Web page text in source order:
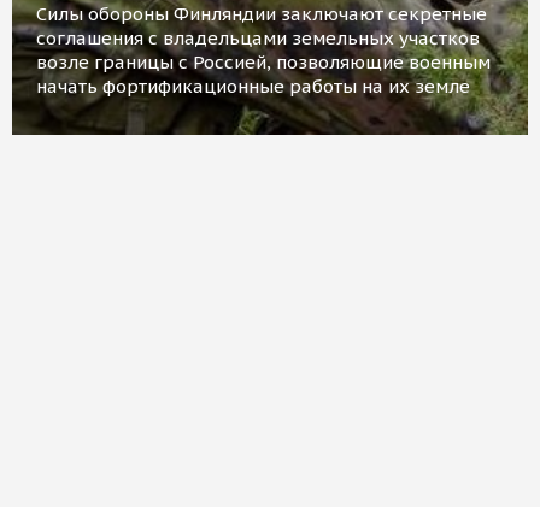
Силы обороны Финляндии заключают секретные
соглашения с владельцами земельных участков
возле границы с Россией, позволяющие военным
начать фортификационные работы на их земле